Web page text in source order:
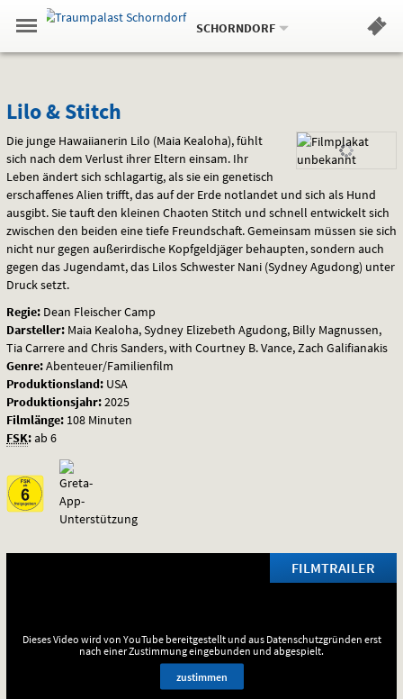
Springe
zum
,zum
.
Navigation
Gehe
zur
Standortauswahl
Standort:
SCHORNDORF.
Hinweis
Lilo
&
Stitch
Lilo & Stitch
Die junge Hawaiianerin Lilo (Maia Kealoha), fühlt
sich nach dem Verlust ihrer Eltern einsam. Ihr
Leben ändert sich schlagartig, als sie ein genetisch
erschaffenes Alien trifft, das auf der Erde notlandet und sich als Hund
ausgibt. Sie tauft den kleinen Chaoten Stitch und schnell entwickelt sich
zwischen den beiden eine tiefe Freundschaft. Gemeinsam müssen sie sich
nicht nur gegen außerirdische Kopfgeldjäger behaupten, sondern auch
gegen das Jugendamt, das Lilos Schwester Nani (Sydney Agudong) unter
Druck setzt.
Regie: Dean Fleischer Camp
Darsteller: Maia Kealoha, Sydney Elizebeth Agudong, Billy Magnussen,
Tia Carrere and Chris Sanders, with Courtney B. Vance, Zach Galifianakis
Genre:Abenteuer/Familienfilm
Produktionsland: USA
Produktionsjahr:2025
Filmlänge: 108 Minuten
FSK:ab 6
FILMTRAILER
Dieses Video wird von YouTube bereitgestellt und aus Datenschutzgründen erst
nach einer Zustimmung eingebunden und abgespielt.
zustimmen